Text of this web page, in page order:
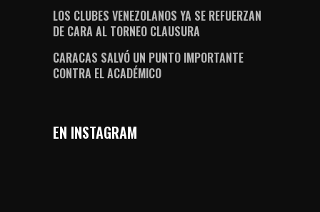
LOS CLUBES VENEZOLANOS YA SE REFUERZAN
DE CARA AL TORNEO CLAUSURA
CARACAS SALVÓ UN PUNTO IMPORTANTE
CONTRA EL ACADÉMICO
EN INSTAGRAM